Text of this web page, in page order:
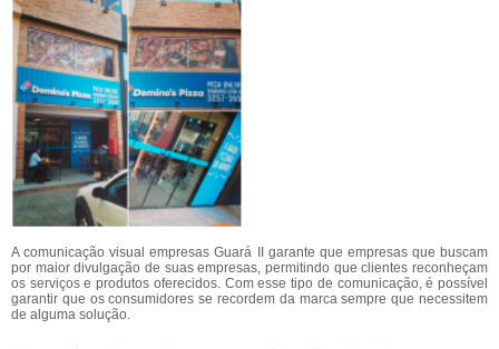
A comunicação visual empresas Guará II garante que empresas que buscam
por maior divulgação de suas empresas, permitindo que clientes reconheçam
os serviços e produtos oferecidos. Com esse tipo de comunicação, é possível
garantir que os consumidores se recordem da marca sempre que necessitem
de alguma solução.